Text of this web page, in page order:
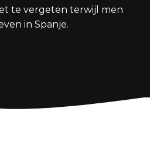
te vergeten terwijl men
in Spanje.